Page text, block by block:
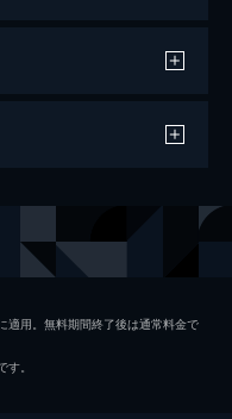
ユージン・ロッシュ
用。無料期間終了後は通常料金で
。